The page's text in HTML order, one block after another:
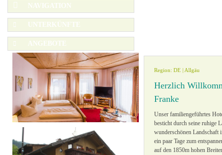
NAVIGATION
Navigation überspringen
Karte
Ausflugsziele
Unterkünfte
Ladestationen
Angebote
Ausflugsplaner
Service
UNTERKÜNFTE
Region
Rubrik
Themengruppen
Ausflugsziele
Familien
Genuss
Kultur
Radfahren
» Alle Filter zurücksetzen
ANGEBOTE
Region
Angebotsart
» Alle Filter zurücksetzen
Region: DE | Allgäu
Herzlich
Franke
Unser familiengeführtes
besticht durch seine ruhige
wunderschönen Landschaft
ein paar Tage zum
auf den 1850m hohen